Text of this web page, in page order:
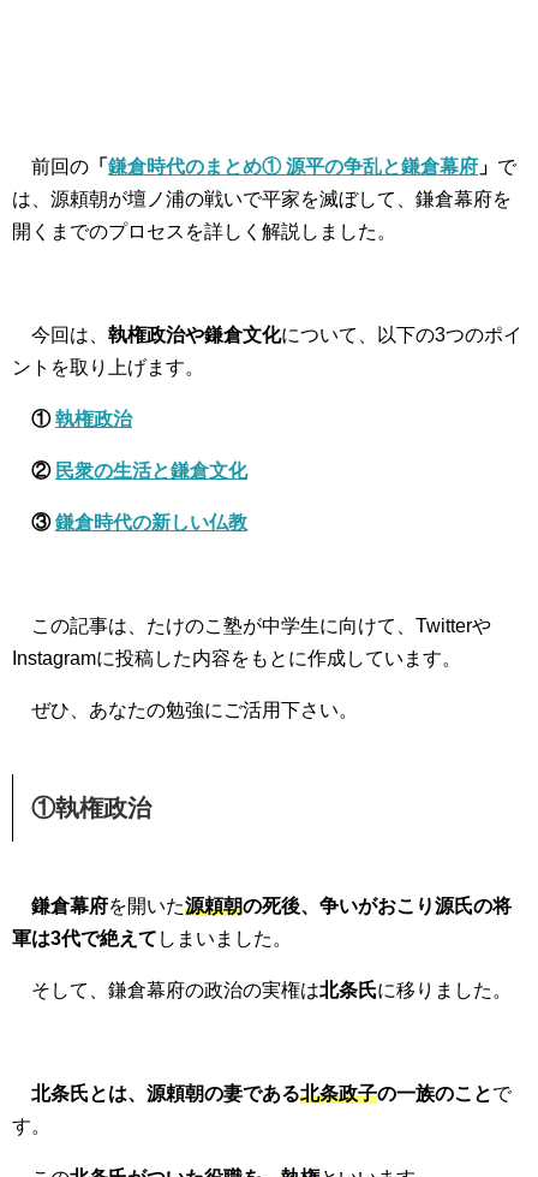
前回の 「 鎌倉時代のまとめ① 源平の争乱と鎌倉幕府 」 で
は、源頼朝が壇ノ浦の戦いで平家を滅ぼして、鎌倉幕府を
開くまでのプロセスを詳しく解説しました。
今回は、 執権政治や鎌倉文化について、以下の3つのポイ
ントを取り上げます。
①執権政治
② 民衆の生活と鎌倉文化
③鎌倉時代の新しい仏教
この記事は、たけのこ塾が中学生に向けて、Twitterや
Instagramに投稿した内容をもとに作成しています。
ぜひ、あなたの勉強にご活用下さい。
①執権政治
鎌倉幕府を開いた源頼朝の死後、争いがおこり源氏の将
軍は3代で絶えて しまいました。
そして、鎌倉幕府の政治の実権は北条氏に移りました。
北条氏とは、源頼朝の妻である北条政子の一族のことで
す。